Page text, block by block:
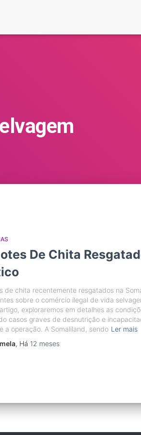
De Chita
de chita recentemente resgatados na
sobre o comércio ilegal de vida
exploraremos em detalhes as
casos graves de desnutrição e
a operação. A Somaliland, sendo Ler mais
, Há 12 meses